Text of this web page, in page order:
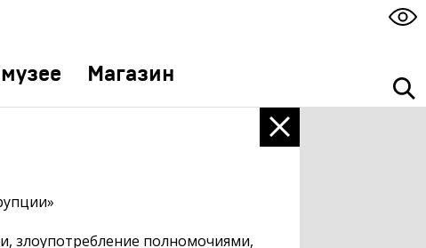
Магазин
злоупотребление полномочиями,